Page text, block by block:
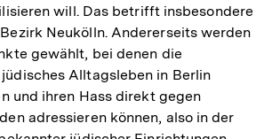
will. Das betrifft insbesondere
Neukölln. Andererseits werden
gewählt, bei denen die
Alltagsleben in Berlin
und ihren Hass direkt gegen
adressieren können, also in der